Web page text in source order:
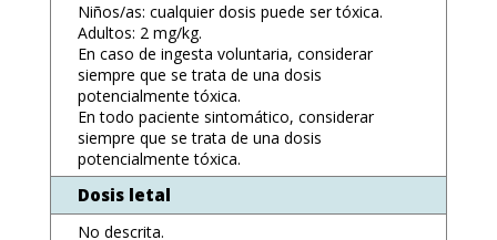
Niños/as: cualquier dosis puede ser tóxica.
Adultos: 2 mg/kg.
En caso de ingesta voluntaria, considerar
siempre que se trata de una dosis
potencialmente tóxica.
En todo paciente sintomático, considerar
siempre que se trata de una dosis
potencialmente tóxica.
Dosis letal
No descrita.